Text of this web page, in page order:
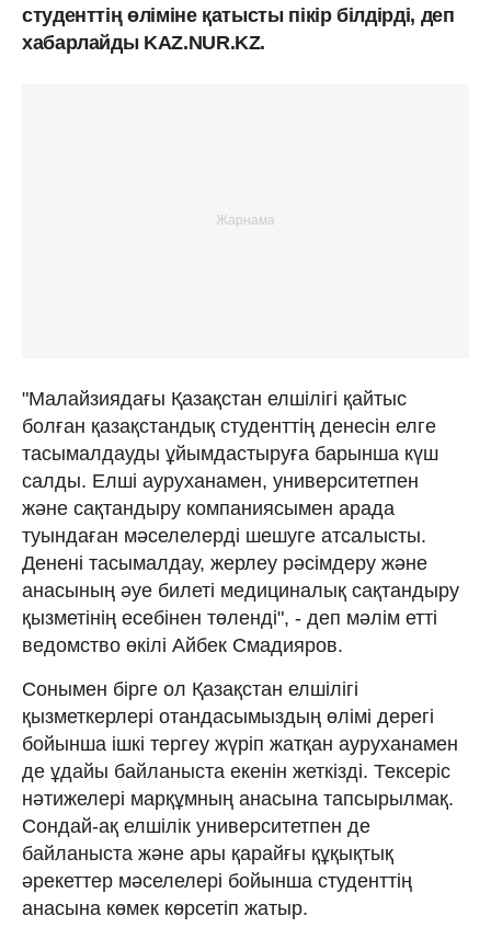
студенттің өліміне қатысты пікір білдірді, деп
хабарлайды KAZ.NUR.KZ.
"Малайзиядағы Қазақстан елшілігі қайтыс
болған қазақстандық студенттің денесін елге
тасымалдауды ұйымдастыруға барынша күш
салды. Елші ауруханамен, университетпен
және сақтандыру компаниясымен арада
туындаған мәселелерді шешуге атсалысты.
Денені тасымалдау, жерлеу рәсімдеру және
анасының әуе билеті медициналық сақтандыру
қызметінің есебінен төленді", - деп мәлім етті
ведомство өкілі Айбек Смадияров.
Сонымен бірге ол Қазақстан елшілігі
қызметкерлері отандасымыздың өлімі дерегі
бойынша ішкі тергеу жүріп жатқан ауруханамен
де ұдайы байланыста екенін жеткізді. Тексеріс
нәтижелері марқұмның анасына тапсырылмақ.
Сондай-ақ елшілік университетпен де
байланыста және ары қарайғы құқықтық
әрекеттер мәселелері бойынша студенттің
анасына көмек көрсетіп жатыр.